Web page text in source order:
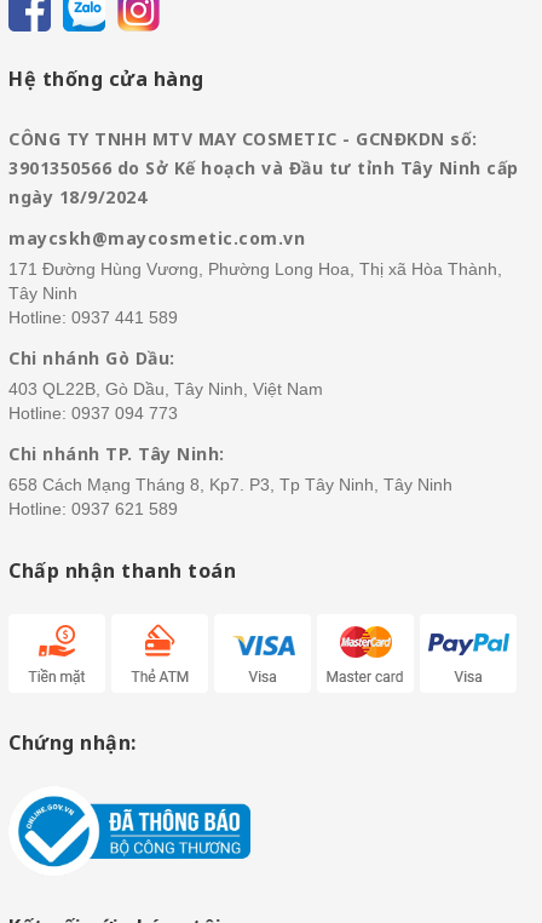
Hệ thống cửa hàng
CÔNG TY TNHH MTV MAY COSMETIC - GCNĐKDN số:
3901350566 do Sở Kế hoạch và Đầu tư tỉnh Tây Ninh cấp
ngày 18/9/2024
maycskh@maycosmetic.com.vn
171 Đường Hùng Vương, Phường Long Hoa, Thị xã Hòa Thành,
Tây Ninh
Hotline: 0937 441 589
Chi nhánh Gò Dầu:
403 QL22B, Gò Dầu, Tây Ninh, Việt Nam
Hotline: 0937 094 773
Chi nhánh TP. Tây Ninh:
658 Cách Mạng Tháng 8, Kp7. P3, Tp Tây Ninh, Tây Ninh
Hotline: 0937 621 589
Chấp nhận thanh toán
Chứng nhận: